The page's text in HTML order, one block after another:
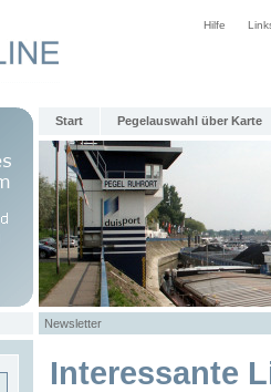
Hilfe
Start Pegelauswahl über Karte
Newsletter
Interessante